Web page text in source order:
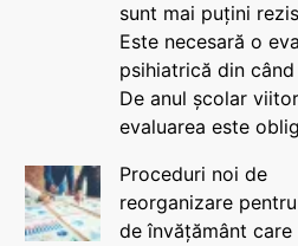
sunt mai puțini
Este necesară o
psihiatrică din
De anul școlar viitor
evaluarea este
Proceduri noi de
reorganizare
de învățământ care